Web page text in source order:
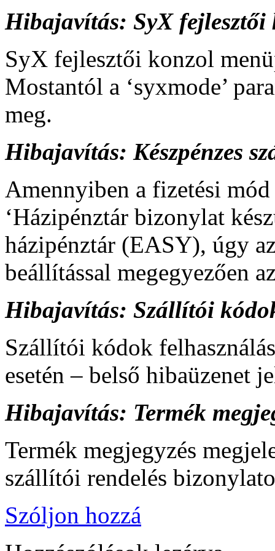
Hibajavítás: SyX fejlesztői
SyX fejlesztői konzol
Mostantól a ‘syxmode’
meg.
Hibajavítás: Készpénzes
Amennyiben a fizetési
‘Házipénztár bizonylat
házipénztár (EASY), úgy
beállítással megegyezően
Hibajavítás: Szállítói
Szállítói kódok
esetén – belső hibaüzenet
Hibajavítás: Termék
Termék megjegyzés
szállítói rendelés
Szóljon hozzá